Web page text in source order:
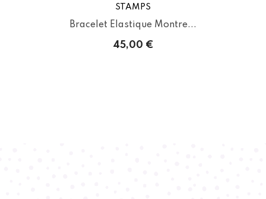
STAMPS
Bracelet Elastique Montre...
45,00 €